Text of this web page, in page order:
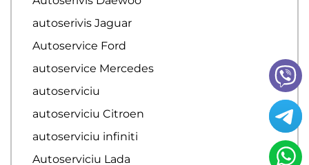
autoserivis Jaguar
Autoservice Ford
autoservice Mercedes
autoserviciu
autoserviciu Citroen
autoserviciu infiniti
Autoserviciu Lada